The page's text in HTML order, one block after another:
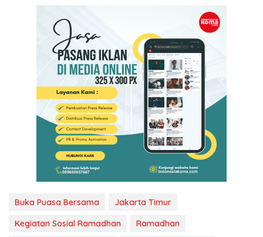
Buka Puasa Bersama
Jakarta Timur
Kegiatan Sosial Ramadhan
Ramadhan